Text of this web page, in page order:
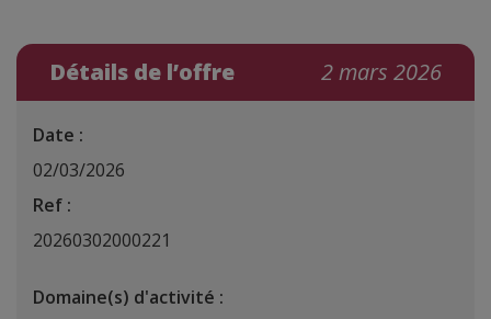
Détails de l’offre 2 mars 2026
Date :
02/03/2026
Ref :
20260302000221
Domaine(s) d'activité :